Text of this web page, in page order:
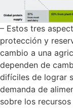
– Estos tres
protección y
cambio a una
dependen de
difíciles de lograr
demanda de
sobre los